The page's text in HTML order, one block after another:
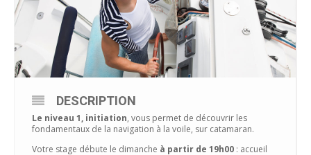
DESCRIPTION
Le niveau 1, initiation, vous permet de découvrir les
fondamentaux de la navigation à la voile, sur catamaran.
Votre stage débute le dimanche à partir de 19h00 : accueil